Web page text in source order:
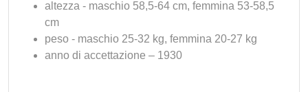
altezza - maschio 58,5-64 cm, femmina 53-58,5
cm
peso - maschio 25-32 kg, femmina 20-27 kg
anno di accettazione – 1930